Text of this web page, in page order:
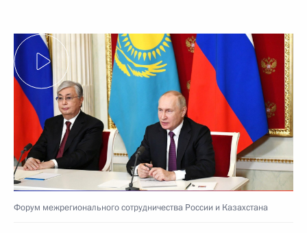
Форум межрегионального сотрудничества России и Казахстана